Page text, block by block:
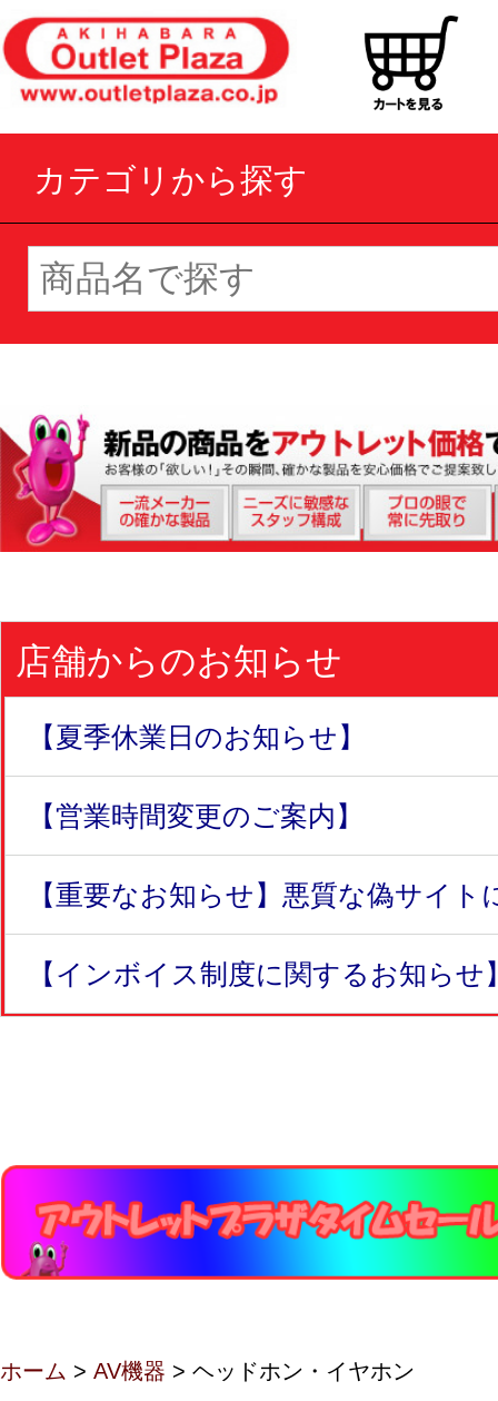
カテゴリから探す
店舗からのお知らせ
【夏季休業日のお知らせ】
【営業時間変更のご案内】
【重要なお知らせ】悪質な偽サイト
【インボイス制度に関するお知らせ
ホーム > AV機器 > ヘッドホン・イヤホン